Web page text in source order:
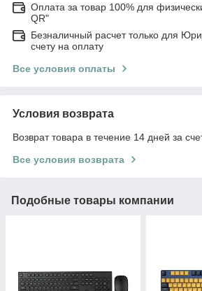
Оплата за товар 100% для
QR"
Безналичный расчет только для
счету на оплату
Все условия оплаты
Условия возврата
Возврат товара в течение 14 дней за
Все условия возврата
Подобные товары компании